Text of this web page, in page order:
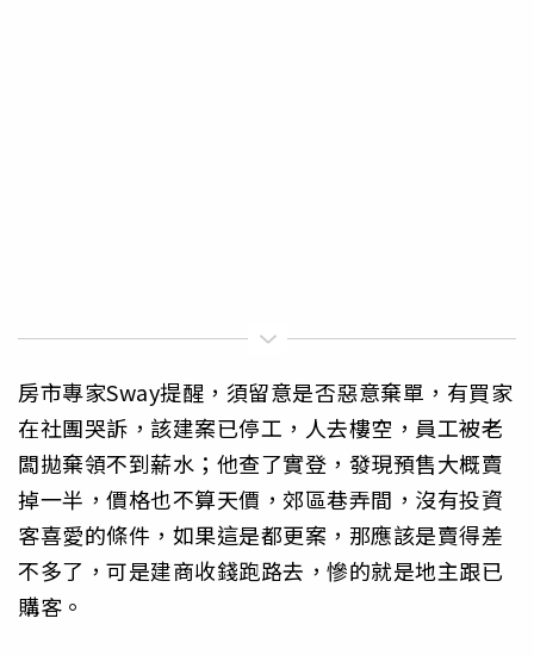
房市專家Sway提醒，須留意是否惡意棄單，有買家
在社團哭訴，該建案已停工，人去樓空，員工被老
闆拋棄領不到薪水；他查了實登，發現預售大概賣
掉一半，價格也不算天價，郊區巷弄間，沒有投資
客喜愛的條件，如果這是都更案，那應該是賣得差
不多了，可是建商收錢跑路去，慘的就是地主跟已
購客。